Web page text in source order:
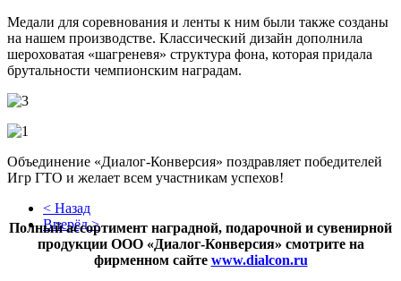
Медали для соревнования и ленты к ним были также созданы
на нашем производстве. Классический дизайн дополнила
шероховатая «шагреневя» структура фона, которая придала
брутальности чемпионским наградам.
Объединение «Диалог-Конверсия» поздравляет победителей
Игр ГТО и желает всем участникам успехов!
< Назад
Вперёд >
Полный ассортимент наградной, подарочной и сувенирной
продукции ООО «Диалог-Конверсия» смотрите на
фирменном сайте www.dialcon.ru